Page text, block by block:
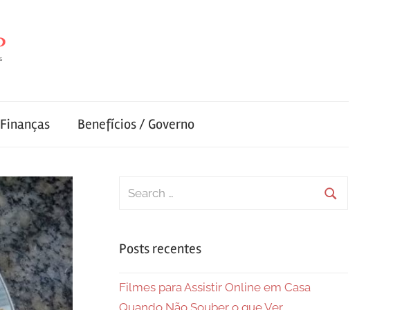
Finanças Benefícios / Governo
Search
Posts recentes
Filmes para Assistir Online em Casa